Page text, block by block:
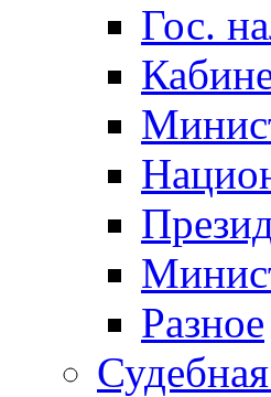
Гос.
Разное